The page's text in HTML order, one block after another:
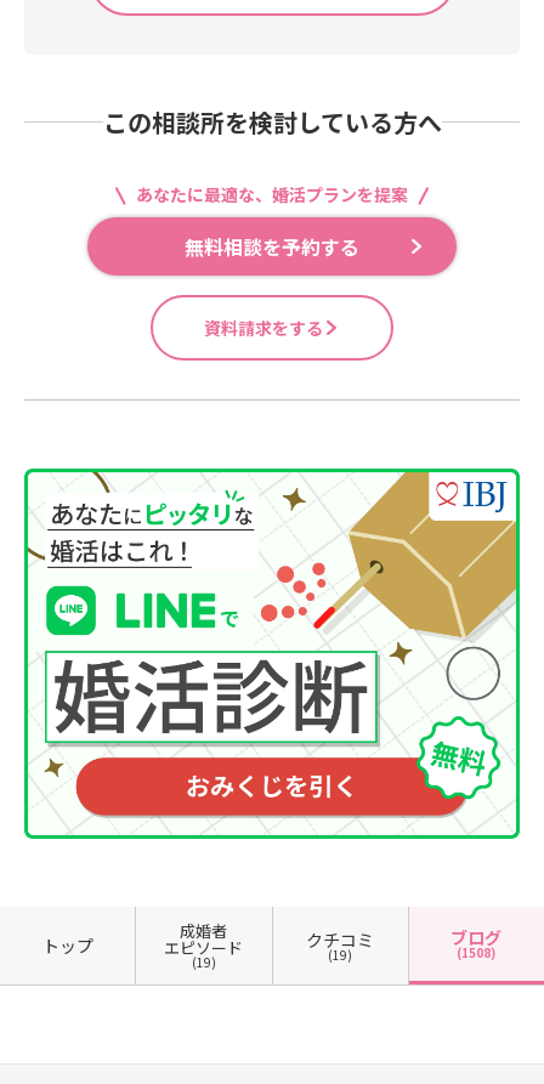
この相談所を検討している方へ
あなたに最適な、婚活プランを提案
無料相談を予約する
資料請求をする
トップ
成婚者
エピソード
(19)
クチコミ
(19)
ブログ
(1508)